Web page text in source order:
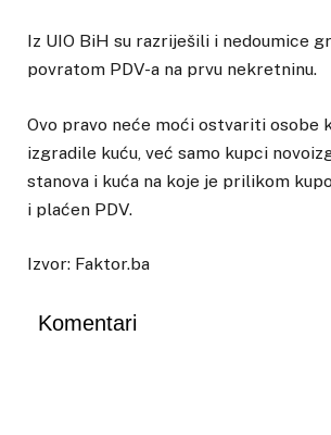
Iz UIO BiH su razriješili i nedoumice
povratom PDV-a na prvu nekretninu.
Ovo pravo neće moći ostvariti osobe
izgradile kuću, već samo kupci
stanova i kuća na koje je prilikom
i plaćen PDV.
Izvor: Faktor.ba
Komentari